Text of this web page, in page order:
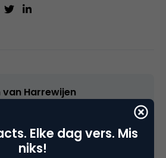
van Harrewijen
en innovatie creatief van The
Elke dag vers. Mis
niks!